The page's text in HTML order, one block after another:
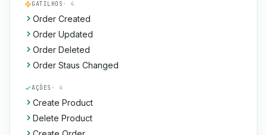
GATILHOS · 4
Order Created
Order Updated
Order Deleted
Order Staus Changed
AÇÕES · 4
Create Product
Delete Product